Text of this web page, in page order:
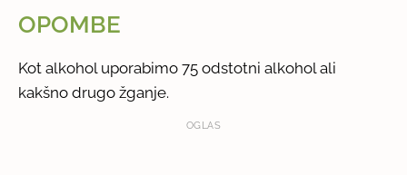
OPOMBE
Kot alkohol uporabimo 75 odstotni alkohol ali
kakšno drugo žganje.
OGLAS